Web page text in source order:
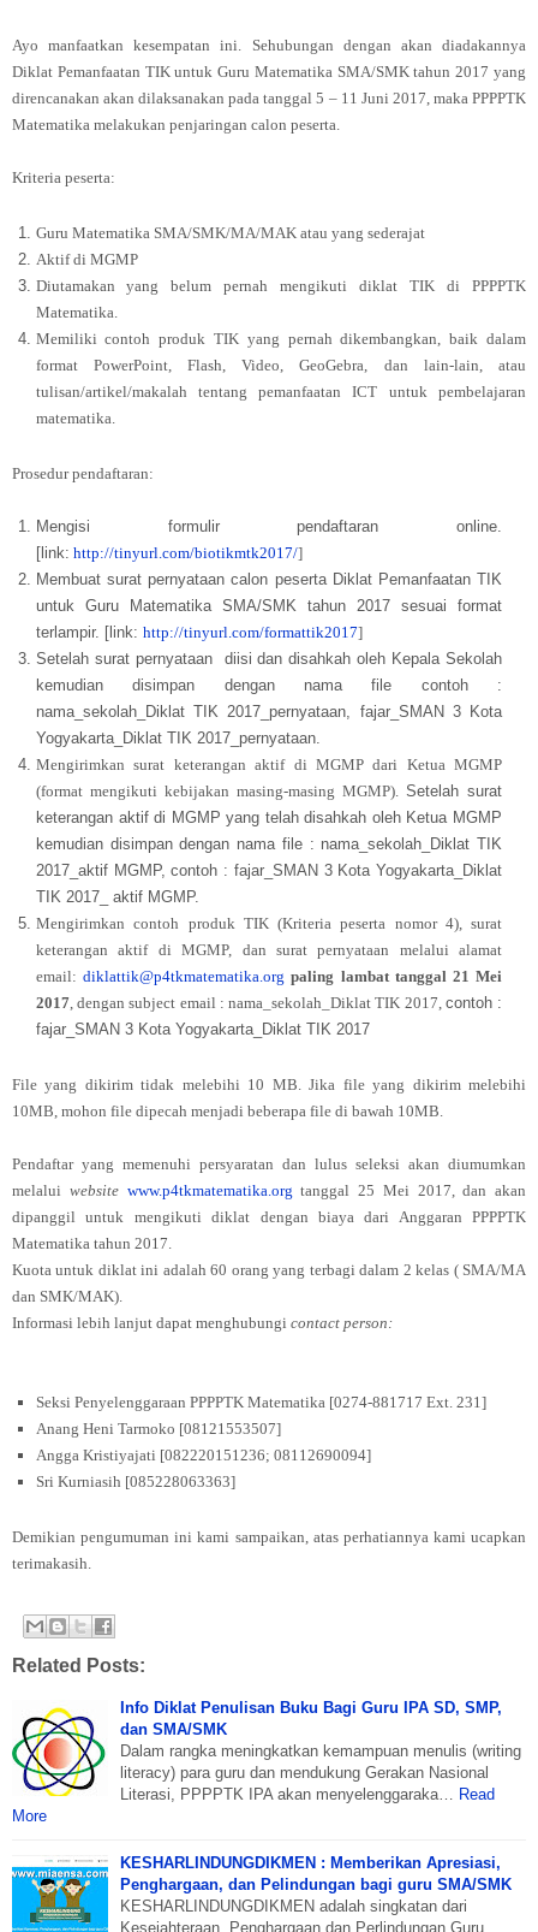
Ayo manfaatkan kesempatan ini. Sehubungan dengan akan diadakannya
Diklat Pemanfaatan TIK untuk Guru Matematika SMA/SMK tahun 2017 yang
direncanakan akan dilaksanakan pada tanggal 5 – 11 Juni 2017, maka PPPPTK
Matematika melakukan penjaringan calon peserta.
Kriteria peserta:
Guru Matematika SMA/SMK/MA/MAK atau yang sederajat
Aktif di MGMP
Diutamakan yang belum pernah mengikuti diklat TIK di PPPPTK
Matematika.
Memiliki contoh produk TIK yang pernah dikembangkan, baik dalam
format PowerPoint, Flash, Video, GeoGebra, dan lain-lain, atau
tulisan/artikel/makalah tentang pemanfaatan ICT untuk pembelajaran
matematika.
Prosedur pendaftaran:
Mengisi formulir pendaftaran online.
[link: http://tinyurl.com/biotikmtk2017/]
Membuat surat pernyataan calon peserta Diklat Pemanfaatan TIK
untuk Guru Matematika SMA/SMK tahun 2017 sesuai format
terlampir. [link: http://tinyurl.com/formattik2017]
Setelah surat pernyataan diisi dan disahkah oleh Kepala Sekolah
kemudian disimpan dengan nama file contoh :
nama_sekolah_Diklat TIK 2017_pernyataan, fajar_SMAN 3 Kota
Yogyakarta_Diklat TIK 2017_pernyataan.
Mengirimkan surat keterangan aktif di MGMP dari Ketua MGMP
(format mengikuti kebijakan masing-masing MGMP). Setelah surat
keterangan aktif di MGMP yang telah disahkah oleh Ketua MGMP
kemudian disimpan dengan nama file : nama_sekolah_Diklat TIK
2017_aktif MGMP, contoh : fajar_SMAN 3 Kota Yogyakarta_Diklat
TIK 2017_ aktif MGMP.
Mengirimkan contoh produk TIK (Kriteria peserta nomor 4), surat
keterangan aktif di MGMP, dan surat pernyataan melalui alamat
email:diklattik@p4tkmatematika.org paling lambat tanggal 21 Mei
2017, dengan subject email : nama_sekolah_Diklat TIK 2017, contoh :
fajar_SMAN 3 Kota Yogyakarta_Diklat TIK 2017
File yang dikirim tidak melebihi 10 MB. Jika file yang dikirim melebihi
10MB, mohon file dipecah menjadi beberapa file di bawah 10MB.
Pendaftar yang memenuhi persyaratan dan lulus seleksi akan diumumkan
melalui website www.p4tkmatematika.org tanggal 25 Mei 2017, dan akan
dipanggil untuk mengikuti diklat dengan biaya dari Anggaran PPPPTK
Matematika tahun 2017.
Kuota untuk diklat ini adalah 60 orang yang terbagi dalam 2 kelas ( SMA/MA
dan SMK/MAK).
Informasi lebih lanjut dapat menghubungi contact person:
Seksi Penyelenggaraan PPPPTK Matematika [0274-881717 Ext. 231]
Anang Heni Tarmoko [08121553507]
Angga Kristiyajati [082220151236; 08112690094]
Sri Kurniasih [085228063363]
Demikian pengumuman ini kami sampaikan, atas perhatiannya kami ucapkan
terimakasih.
Related Posts:
Info Diklat Penulisan Buku Bagi Guru IPA SD, SMP,
dan SMA/SMK
Dalam rangka meningkatkan kemampuan menulis (writing
literacy) para guru dan mendukung Gerakan Nasional
Literasi, PPPPTK IPA akan menyelenggaraka…
Read
More
KESHARLINDUNGDIKMEN : Memberikan Apresiasi,
Penghargaan, dan Pelindungan bagi guru SMA/SMK
KESHARLINDUNGDIKMEN adalah singkatan dari
Kesejahteraan, Penghargaan dan Perlindungan Guru